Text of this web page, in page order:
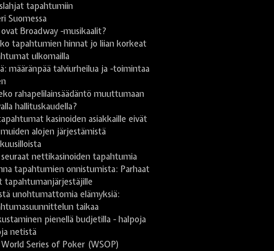
tapahtumiin
Suomessa
Broadway -musikaalit?
tapahtumien hinnat jo liian korkeat
ulkomailla
määränpää talviurheilua ja -toimintaa
rahapelilainsäädäntö muuttumaan
hallituskaudella?
kasinoiden asiakkaille eivät
alojen järjestämistä
seuraat nettikasinoiden tapahtumia
tapahtumien onnistumista: Parhaat
tapahtumanjärjestäjille
unohtumattomia elämyksiä:
taikaa
pienellä budjetilla - halpoja
netistä
Series of Poker (WSOP)